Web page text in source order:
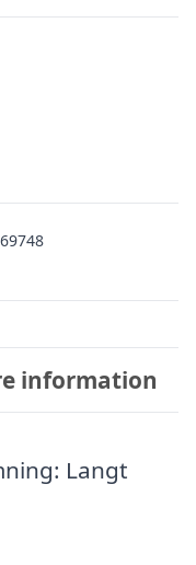
information
Langt